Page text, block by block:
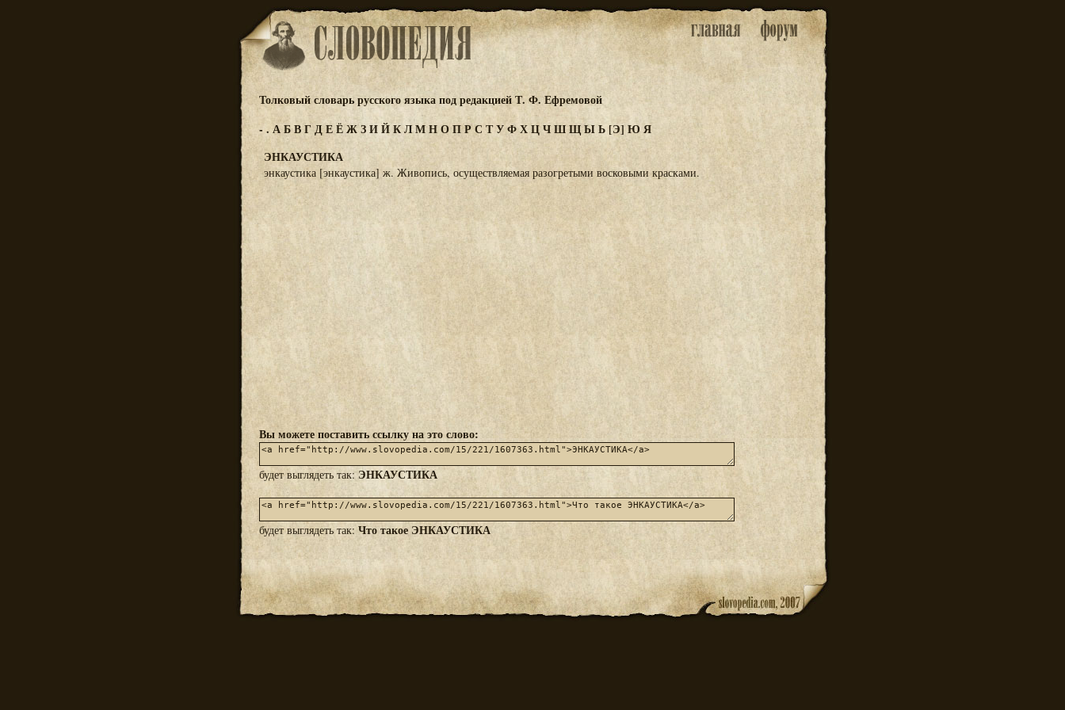
Толковый словарь русского языка под редакцией Т. Ф. Ефремовой
-. АБВГДЕЁЖЗИЙКЛМНОПРС ТУФХЦЧШЩЫЬ[Э] Ю Я
ЭНКАУСТИКА
энкаустика [энкаустика] ж. Живопись, осуществляемая разогретыми восковыми красками.
Вы можете поставить ссылку на это слово:
будет выглядеть так:ЭНКАУСТИКА
будет выглядеть так: Что такое ЭНКАУСТИКА